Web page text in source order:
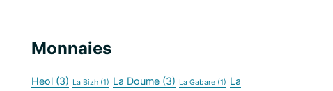
Monnaies
Heol (3) La Bizh (1) La Doume (3) La Gabare (1) La